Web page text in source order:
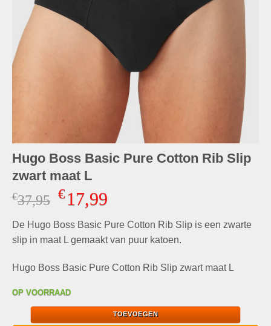
Hugo Boss Basic Pure Cotton Rib Slip
zwart maat L
€37,95 Oorspronkelijke
was:
€37,95.
€17,99Huidige
is:
€17,99.
De Hugo Boss Basic Pure Cotton Rib Slip is een zwarte
slip in maat L gemaakt van puur katoen.
Hugo Boss Basic Pure Cotton Rib Slip zwart maat L
OP VOORRAAD
TOEVOEGEN